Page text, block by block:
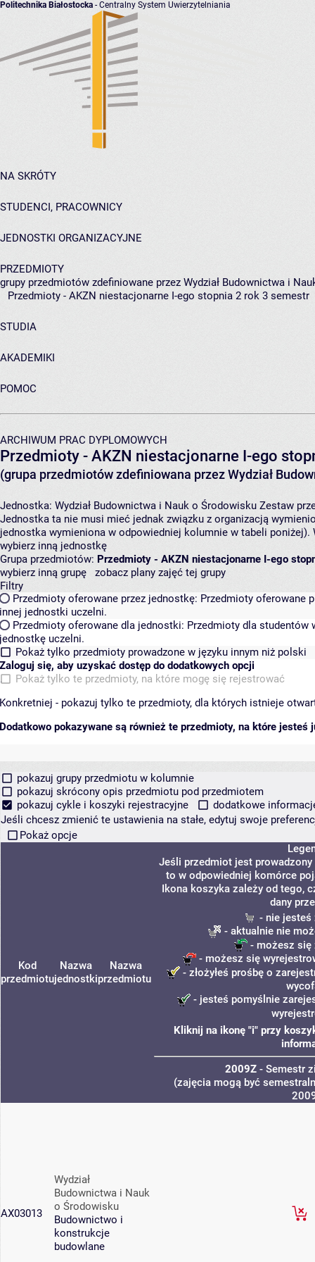
Politechnika Białostocka - Centralny System Uwierzytelniania
NA SKRÓTY
STUDENCI, PRACOWNICY
JEDNOSTKI ORGANIZACYJNE
PRZEDMIOTY
grupy przedmiotów zdefiniowane przez Wydział Budownictwa i
Przedmioty - AKZN niestacjonarne I-ego stopnia 2 rok 3 semestr
STUDIA
AKADEMIKI
POMOC
ARCHIWUM PRAC DYPLOMOWYCH
Przedmioty - AKZN niestacjonarne I-ego
(grupa przedmiotów zdefiniowana przez Wydział
Jednostka: Wydział Budownictwa i Nauk o Środowisku Zestaw
Jednostka ta nie musi mieć jednak związku z organizacją
jednostka wymieniona w odpowiedniej kolumnie w tabeli
wybierz inną jednostkę
Grupa przedmiotów: Przedmioty - AKZN niestacjonarne I-ego
wybierz inną grupę
zobacz plany zajęć tej grupy
Filtry
Przedmioty oferowane przez jednostkę: Przedmioty oferowane
innej jednostki uczelni.
Przedmioty oferowane dla jednostki: Przedmioty dla studentów
jednostkę uczelni.
Pokaż tylko przedmioty prowadzone w języku innym niż polski
Zaloguj się, aby uzyskać dostęp do dodatkowych opcji
Pokaż tylko te przedmioty, na które mogę się rejestrować
Konkretniej - pokazuj tylko te przedmioty, dla których istnieje
Dodatkowo pokazywane są również te przedmioty, na które jesteś
pokazuj grupy przedmiotu w kolumnie
pokazuj skrócony opis przedmiotu pod przedmiotem
pokazuj cykle i koszyki rejestracyjne
dodatkowe
Jeśli chcesz zmienić te ustawienia na stałe, edytuj swoje
Pokaż opcje
Kod
przedmiotu
Nazwa
jednostki
Nazwa
przedmiotu
Jeśli przedmiot jest
to w odpowiedniej komórce
Ikona koszyka zależy od tego,
dany
- nie jesteś
- aktualnie nie
- możesz się
- możesz się
- złożyłeś prośbę o
- jesteś pomyślnie
Kliknij na ikonę "i" przy
2009Z - Semestr
(zajęcia mogą być
AX03013
Wydział
Budownictwa i Nauk
o Środowisku
Budownictwo i
konstrukcje
budowlane